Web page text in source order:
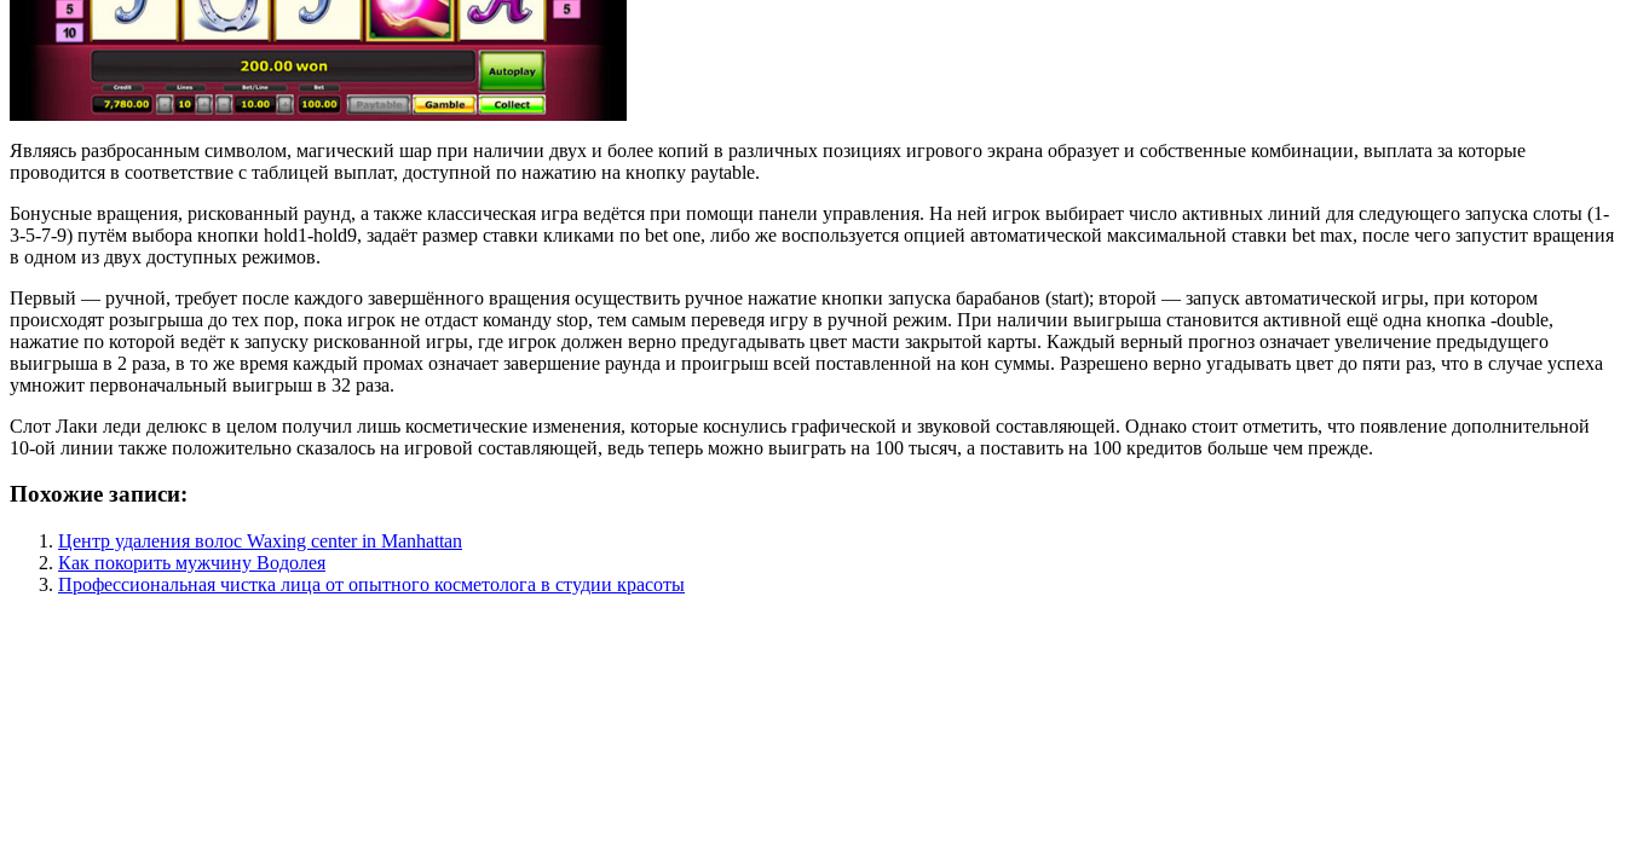
Являясь разбросанным символом, магический шар при наличии двух и более копий в различных позициях игрового экрана образует и собственные комбинации, выплата за которые
проводится в соответствие с таблицей выплат, доступной по нажатию на кнопку paytable.
Бонусные вращения, рискованный раунд, а также классическая игра ведётся при помощи панели управления. На ней игрок выбирает число активных линий для следующего запуска слоты (1-
3-5-7-9) путём выбора кнопки hold1-hold9, задаёт размер ставки кликами по bet one, либо же воспользуется опцией автоматической максимальной ставки bet max, после чего запустит вращения
в одном из двух доступных режимов.
Первый — ручной, требует после каждого завершённого вращения осуществить ручное нажатие кнопки запуска барабанов (start); второй — запуск автоматической игры, при котором
происходят розыгрыша до тех пор, пока игрок не отдаст команду stop, тем самым переведя игру в ручной режим. При наличии выигрыша становится активной ещё одна кнопка -double,
нажатие по которой ведёт к запуску рискованной игры, где игрок должен верно предугадывать цвет масти закрытой карты. Каждый верный прогноз означает увеличение предыдущего
выигрыша в 2 раза, в то же время каждый промах означает завершение раунда и проигрыш всей поставленной на кон суммы. Разрешено верно угадывать цвет до пяти раз, что в случае успеха
умножит первоначальный выигрыш в 32 раза.
Слот Лаки леди делюкс в целом получил лишь косметические изменения, которые коснулись графической и звуковой составляющей. Однако стоит отметить, что появление дополнительной
10-ой линии также положительно сказалось на игровой составляющей, ведь теперь можно выиграть на 100 тысяч, а поставить на 100 кредитов больше чем прежде.
Похожие записи:
Центр удаления волос Waxing center in Manhattan
Как покорить мужчину Водолея
Профессиональная чистка лица от опытного косметолога в студии красоты